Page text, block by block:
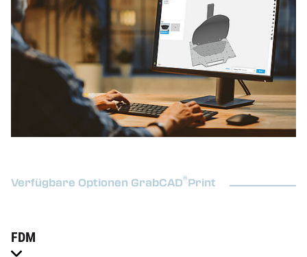
Verfügbare Optionen GrabCAD®Print
FDM